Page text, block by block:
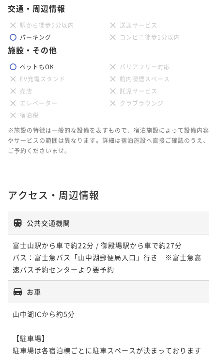
交通・周辺情報
駅から徒歩5分以内
送迎サービス
パーキング
コンビニ徒歩5分以内
施設・その他
ペットもOK
バリアフリー対応
EV充電スタンド
館内喫煙スペース
売店
託児サービス
エレベーター
クラブラウンジ
宿泊税
※施設の特徴は一般的な設備を表すもので、宿泊施設によって設備内容
やサービスの範囲は異なります。詳細は宿泊施設へ直接ご確認のうえ、
ご予約くださいませ。
アクセス・周辺情報
公共交通機関
富士山駅から車で約22分 / 御殿場駅から車で約27分
バス：富士急バス「山中湖郵便局入口」行き　※富士急高
速バス予約センターより要予約
お車
山中湖ICから約5分
【駐車場】
駐車場は各宿泊棟ごとに駐車スペースが決まっております